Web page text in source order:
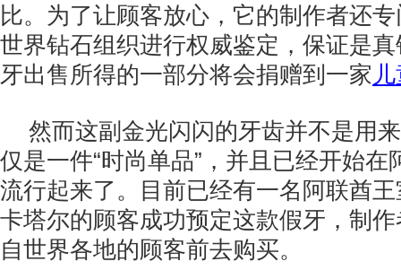
比。为了让顾客放心，它的制作者还
世界钻石组织进行权威鉴定，保证是
牙出售所得的一部分将会捐赠到一家
然而这副金光闪闪的牙齿并不是用
仅是一件“时尚单品”，并且已经开始在
流行起来了。目前已经有一名阿联酋
卡塔尔的顾客成功预定这款假牙，制
自世界各地的顾客前去购买。